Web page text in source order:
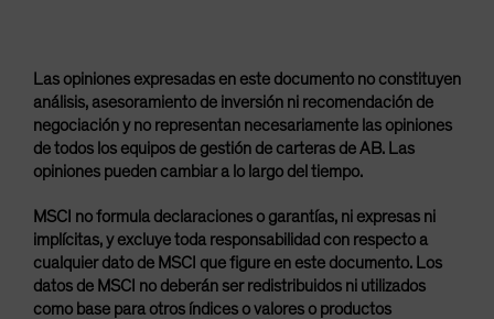
Las opiniones expresadas en este documento no constituyen
análisis, asesoramiento de inversión ni recomendación de
negociación y no representan necesariamente las opiniones
de todos los equipos de gestión de carteras de AB. Las
opiniones pueden cambiar a lo largo del tiempo.
MSCI no formula declaraciones o garantías, ni expresas ni
implícitas, y excluye toda responsabilidad con respecto a
cualquier dato de MSCI que figure en este documento. Los
datos de MSCI no deberán ser redistribuidos ni utilizados
como base para otros índices o valores o productos